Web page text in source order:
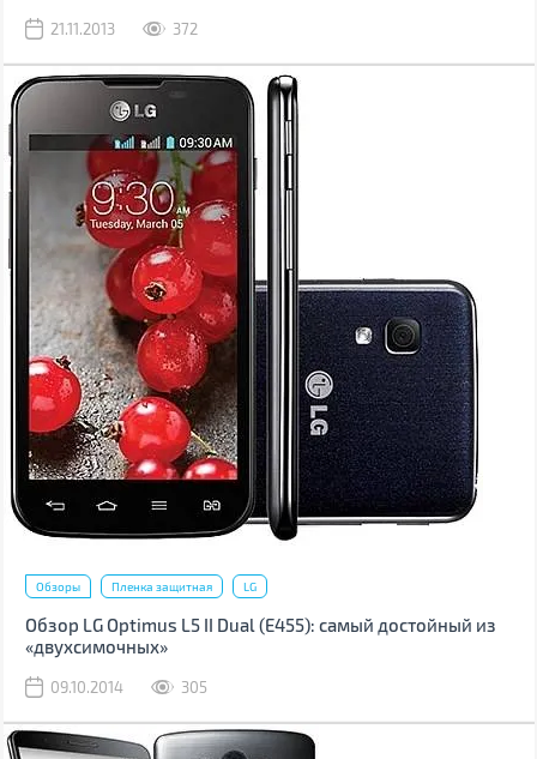
21.11.2013 372
Обзоры Пленка защитная LG
Обзор LG Optimus L5 II Dual (Е455): самый достойный из
«двухсимочных»
09.10.2014 305